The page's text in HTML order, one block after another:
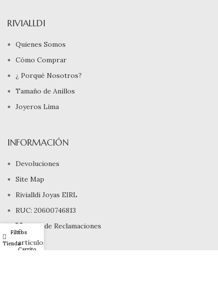
RIVIALLDI
Quienes Somos
Cómo Comprar
¿ Porqué Nosotros?
Tamaño de Anillos
Joyeros Lima
INFORMACIÓN
Devoluciones
Site Map
Rivialldi Joyas EIRL
RUC: 20600746813
Libro de Reclamaciones
Tienda
Filtros
0
artículos
Carrito